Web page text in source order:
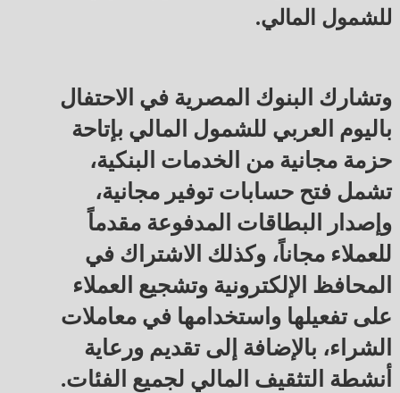
للشمول المالي.
وتشارك البنوك المصرية في الاحتفال
باليوم العربي للشمول المالي بإتاحة
حزمة مجانية من الخدمات البنكية،
تشمل فتح حسابات توفير مجانية،
وإصدار البطاقات المدفوعة مقدماً
للعملاء مجاناً، وكذلك الاشتراك في
المحافظ الإلكترونية وتشجيع العملاء
على تفعيلها واستخدامها في معاملات
الشراء، بالإضافة إلى تقديم ورعاية
أنشطة التثقيف المالي لجميع الفئات.